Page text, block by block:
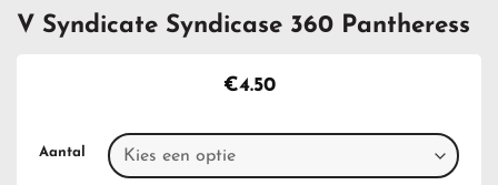
V Syndicate Syndicase 360 Pantheress
€4.50
Aantal